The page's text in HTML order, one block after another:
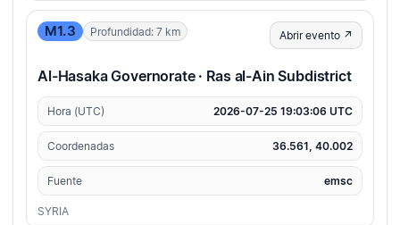
M1.3 Profundidad: 7 km Abrir evento ↗
Al-Hasaka Governorate · Ras al-Ain Subdistrict
Hora (UTC) 2026-07-25 19:03:06 UTC
Coordenadas 36.561, 40.002
Fuente emsc
SYRIA